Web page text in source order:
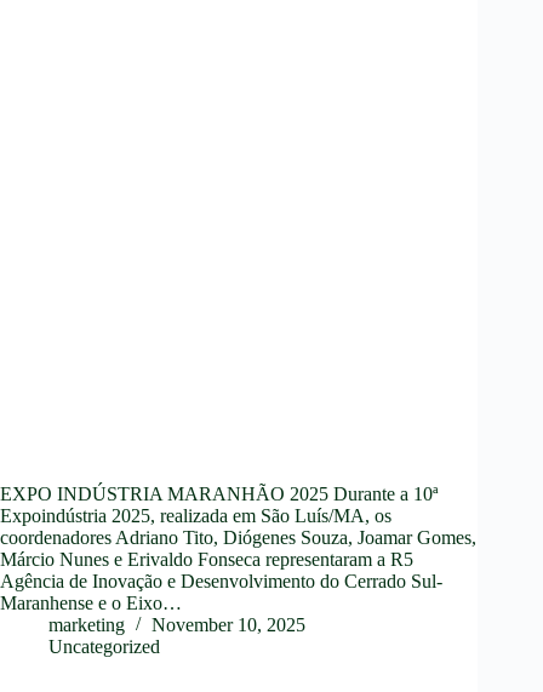
EXPO INDÚSTRIA MARANHÃO 2025 Durante a 10ª
Expoindústria 2025, realizada em São Luís/MA, os
coordenadores Adriano Tito, Diógenes Souza, Joamar Gomes,
Márcio Nunes e Erivaldo Fonseca representaram a R5
Agência de Inovação e Desenvolvimento do Cerrado Sul-
Maranhense e o Eixo…
marketing
November 10, 2025
Uncategorized